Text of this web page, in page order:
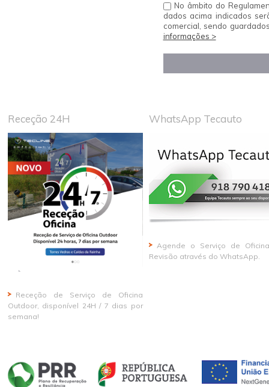
No âmbito do
dados acima indicados
comercial, sendo
informações >
Receção 24H
Receção de Serviço de Oficina
Outdoor, disponível 24H / 7 dias por
semana!
WhatsApp Tecauto
Agende o Serviço de
Revisão através do WhatsApp.